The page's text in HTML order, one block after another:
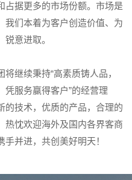
占据更多的市场份额。市场是
我们本着为客户创造价值、为
意进取。
继续秉持“高素质铸人品，
凭服务赢得客户”的经营理
的技术，优质的产品，合理的
热忱欢迎海外及国内各界客商
并进，共创美好明天！